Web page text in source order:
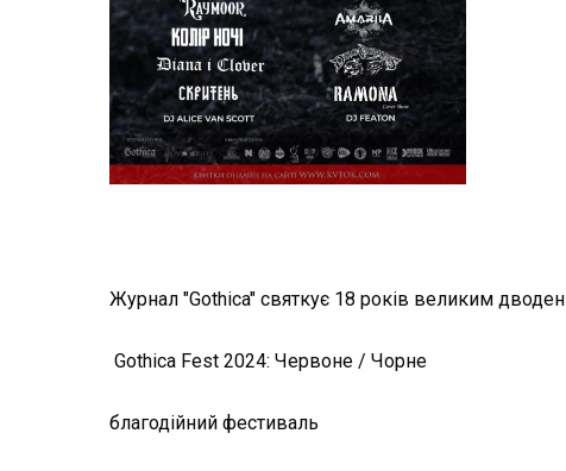
Журнал "Gothica" святкує 18 років великим
Gothica Fest 2024: Червоне / Чорне
благодійний фестиваль